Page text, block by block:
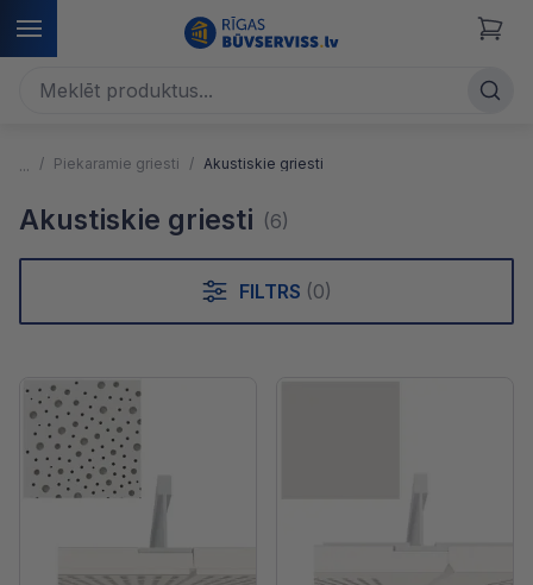
Piekaramie griesti Akustiskie griesti
Akustiskie griesti (6)
FILTRS (0)